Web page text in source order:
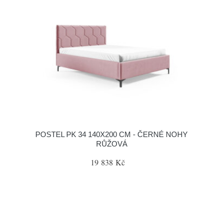
POSTEL PK 34 140X200 CM - ČERNÉ NOHY
RŮŽOVÁ
19 838 Kč